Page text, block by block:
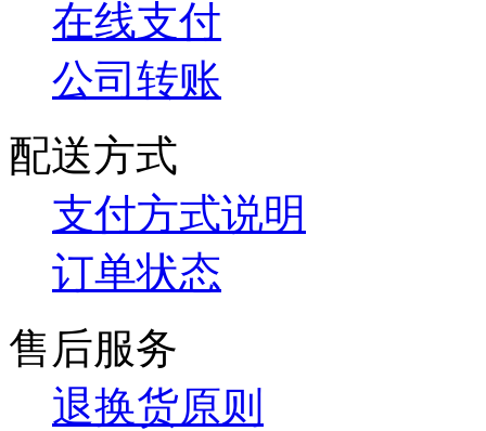
在线支付
公司转账
配送方式
支付方式说明
订单状态
售后服务
退换货原则